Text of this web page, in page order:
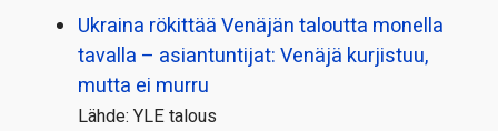
Ukraina rökittää Venäjän taloutta monella
tavalla – asiantuntijat: Venäjä kurjistuu,
mutta ei murru
Lähde: YLE talous